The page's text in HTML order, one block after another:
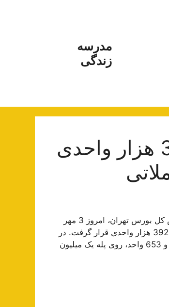
مدرسه
زندگی
بورس سبز پوش شد؛ رشد 35 هزار واحدی
به گزارش خبرنگار بورس گروه اقتصادی باشگاه خبرنگاران جوان؛ شاخص کل بورس تهران، امروز 3 مهر
ماه در ابتدای معاملات با رشد 5 هزار و 584 واحد در ارتفاع یک میلیون و 392 هزار واحدی قرار گرفت. در
با رشد 35 هزار و 653 واحد، روی پله یک میلیون